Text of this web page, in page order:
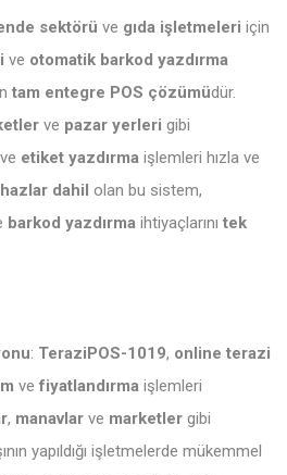
sektörü ve gıda işletmeleri için
ve otomatik barkod yazdırma
tam entegre POS çözümüdür.
ve pazar yerleri gibi
ve etiket yazdırma işlemleri hızla ve
dahil olan bu sistem,
barkod yazdırma ihtiyaçlarını tek
: TeraziPOS-1019, online terazi
vefiyatlandırma işlemleri
, manavlar ve marketler gibi
yapıldığı işletmelerde mükemmel